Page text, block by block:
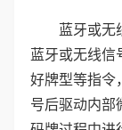
蓝牙或无
蓝牙或无线信
好牌型等指令
号后驱动内部